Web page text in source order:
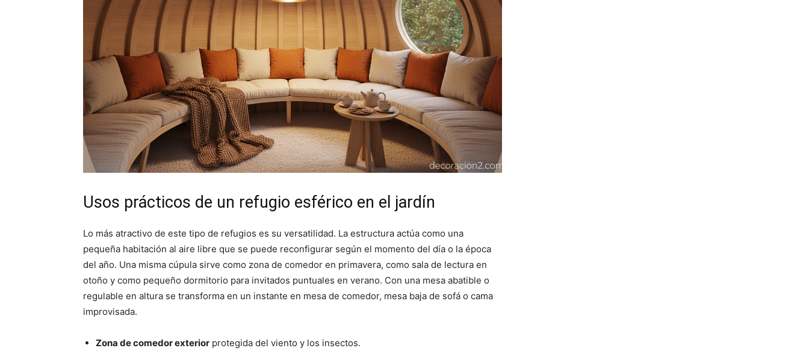
Usos prácticos de un refugio esférico en el jardín
Lo más atractivo de este tipo de refugios es su versatilidad. La estructura actúa como una
pequeña habitación al aire libre que se puede reconfigurar según el momento del día o la época
del año. Una misma cúpula sirve como zona de comedor en primavera, como sala de lectura en
otoño y como pequeño dormitorio para invitados puntuales en verano. Con una mesa abatible o
regulable en altura se transforma en un instante en mesa de comedor, mesa baja de sofá o cama
improvisada.
Zona de comedor exterior protegida del viento y los insectos.